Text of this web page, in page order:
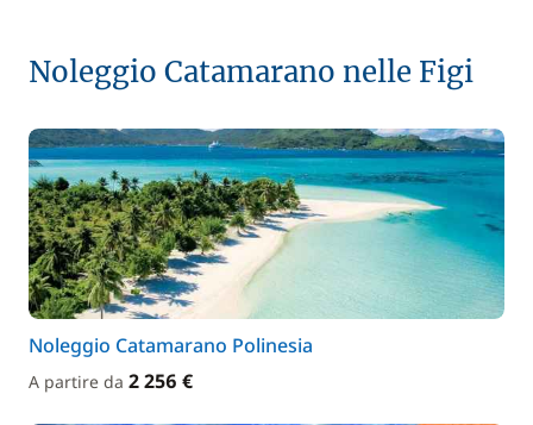
Noleggio Catamarano nelle Figi
Noleggio Catamarano Polinesia
A partire da 2 256 €